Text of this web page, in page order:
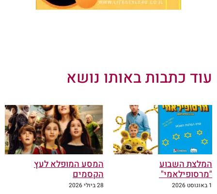
עוד כתבות באותו נושא
המלצת השבוע
"מרסופילאמי"
1 באוגוסט 2026
המסע המופלא לעץ
הקסמים
28 ביולי 2026